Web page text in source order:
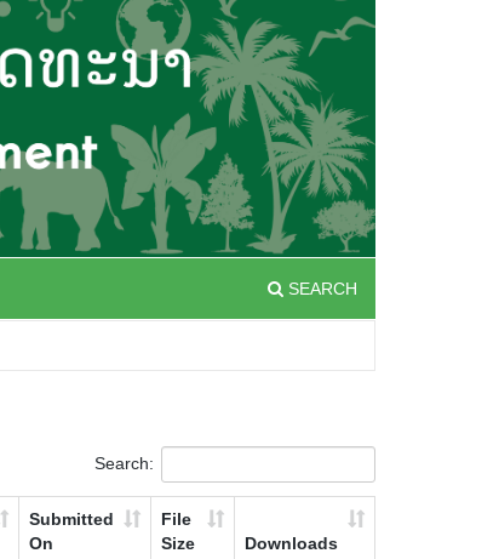
SEARCH
Search:
Submitted
On
File
Size
Downloads